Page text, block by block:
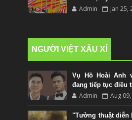
Admin Jan 25,
NGƯỜI VIỆT XẤU XÍ
Vụ Hồ Hoài Anh
đang tiếp tục điều
Admin Aug
"Tường thuật diễn